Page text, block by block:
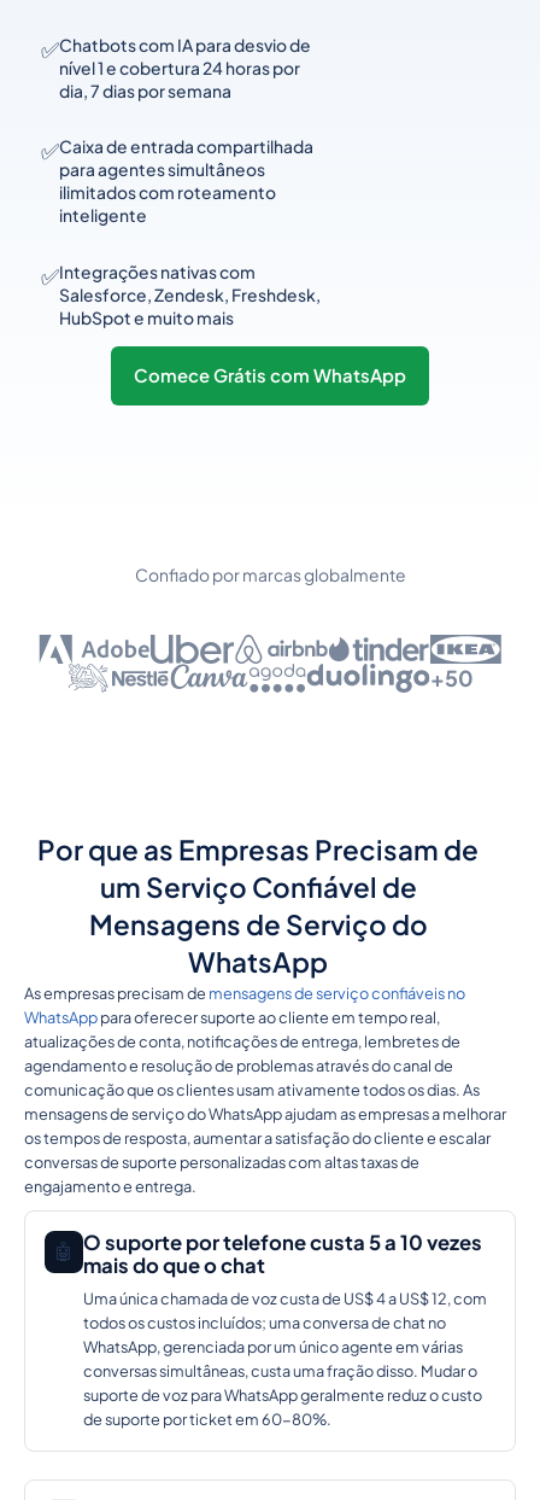
✅Chatbots com IA para desvio de
nível 1 e cobertura 24 horas por
dia, 7 dias por semana
✅Caixa de entrada compartilhada
para agentes simultâneos
ilimitados com roteamento
inteligente
✅Integrações nativas com
Salesforce, Zendesk, Freshdesk,
HubSpot e muito mais
Comece Grátis com WhatsApp
Confiado por marcas globalmente
+50
Por que as Empresas Precisam de
um Serviço Confiável de
Mensagens de Serviço do
WhatsApp
As empresas precisam de mensagens de serviço confiáveis no
WhatsApppara oferecer suporte ao cliente em tempo real,
atualizações de conta, notificações de entrega, lembretes de
agendamento e resolução de problemas através do canal de
comunicação que os clientes usam ativamente todos os dias. As
mensagens de serviço do WhatsApp ajudam as empresas a melhorar
os tempos de resposta, aumentar a satisfação do cliente e escalar
conversas de suporte personalizadas com altas taxas de
engajamento e entrega.
🤖 O suporte por telefone custa 5 a 10 vezes
mais do que o chat
Uma única chamada de voz custa de US$ 4 a US$ 12, com
todos os custos incluídos; uma conversa de chat no
WhatsApp, gerenciada por um único agente em várias
conversas simultâneas, custa uma fração disso. Mudar o
suporte de voz para WhatsApp geralmente reduz o custo
de suporte por ticket em 60-80%.